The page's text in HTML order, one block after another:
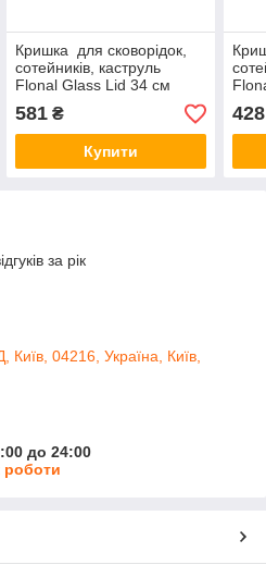
Кришка для сковорідок,
сотейників, каструль
Flonal Glass Lid 34 см
581₴
Купити
428
за рік
Київ, 04216, Україна, Київ,
до 24:00
роботи